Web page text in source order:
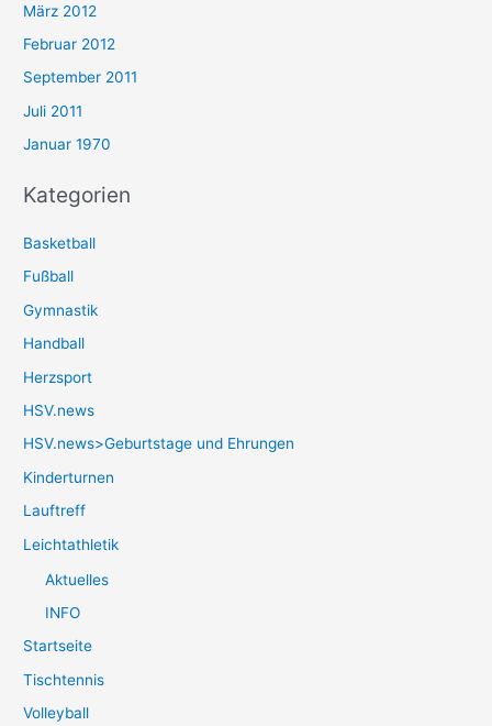
März 2012
Februar 2012
September 2011
Juli 2011
Januar 1970
Kategorien
Basketball
Fußball
Gymnastik
Handball
Herzsport
HSV.news
HSV.news>Geburtstage und Ehrungen
Kinderturnen
Lauftreff
Leichtathletik
Aktuelles
INFO
Startseite
Tischtennis
Volleyball